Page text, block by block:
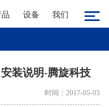
设备 我们
装说明-腾旋科技
时间：2017-05-03